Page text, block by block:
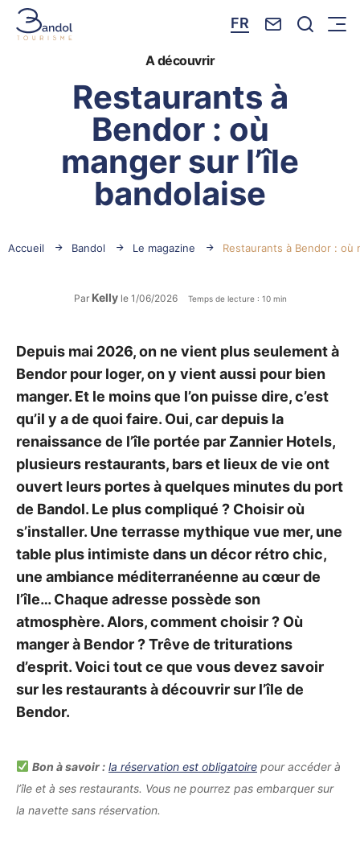
FR Nous Je
Menu
A découvrir
Restaurants à
Bendor : où
manger sur l’île
bandolaise
Accueil Bandol Le magazine Restaurants à Bendor : où
Par Kellyle 1/06/2026 Temps de lecture : 10 min
Depuis mai 2026, on ne vient plus seulement à
Bendor pour loger, on y vient aussi pour bien
manger. Et le moins que l’on puisse dire, c’est
qu’il y a de quoi faire. Oui, car depuis la
renaissance de l’île portée par Zannier Hotels,
plusieurs restaurants, bars et lieux de vie ont
ouvert leurs portes à quelques minutes du port
de Bandol. Le plus compliqué ? Choisir où
s’installer. Une terrasse mythique vue mer, une
table plus intimiste dans un décor rétro chic,
une ambiance méditerranéenne au cœur de
l’île… Chaque adresse possède son
atmosphère. Alors, comment choisir ? Où
manger à Bendor ? Trêve de triturations
d’esprit. Voici tout ce que vous devez savoir
sur les restaurants à découvrir sur l’île de
Bendor.
Bon à savoir : la réservation est obligatoirepour accéder à
l’île et à ses restaurants. Vous ne pourrez pas embarquer sur
la navette sans réservation.